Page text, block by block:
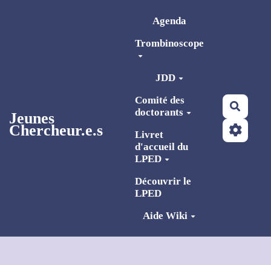
Jeunes
Chercheur.e.s
Agenda
Trombinoscope
JDD
Comité des
doctorants
Livret
d'accueil du
LPED
Découvrir le
LPED
Aide Wiki